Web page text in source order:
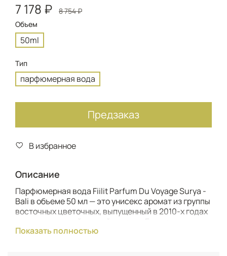
7 178 ₽
8 754 ₽
Объем
50ml
Тип
парфюмерная вода
Предзаказ
В избранное
Описание
Парфюмерная вода Fiilit Parfum Du Voyage Surya -
Bali в объеме 50 мл — это унисекс аромат из группы
восточных цветочных, выпущенный в 2010-х годах
солнечными пляжами, духовными традициями и
Показать полностью